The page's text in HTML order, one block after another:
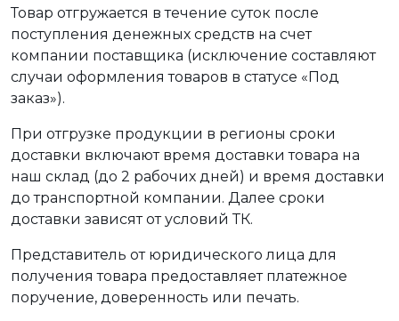
Товар отгружается в течение суток после
поступления денежных средств на счет
компании поставщика (исключение составляют
случаи оформления товаров в статусе «Под
заказ»).
При отгрузке продукции в регионы сроки
доставки включают время доставки товара на
наш склад (до 2 рабочих дней) и время доставки
до транспортной компании. Далее сроки
доставки зависят от условий ТК.
Представитель от юридического лица для
получения товара предоставляет платежное
поручение, доверенность или печать.